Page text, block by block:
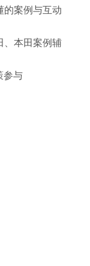
的案例与互动
、本田案例辅
参与